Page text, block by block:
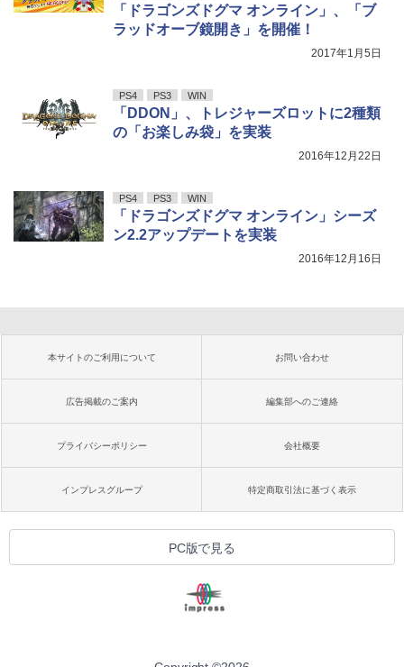
「ドラゴンズドグマ オンライン」、「ブ
ラッドオーブ鏡開き」を開催！
2017年1月5日
PS4 PS3 WIN
「DDON」、トレジャーズロットに2種類
の「お楽しみ袋」を実装
2016年12月22日
PS4 PS3 WIN
「ドラゴンズドグマ オンライン」シーズ
ン2.2アップデートを実装
2016年12月16日
本サイトのご利用について お問い合わせ
広告掲載のご案内 編集部へのご連絡
プライバシーポリシー 会社概要
インプレスグループ 特定商取引法に基づく表示
PC版で見る